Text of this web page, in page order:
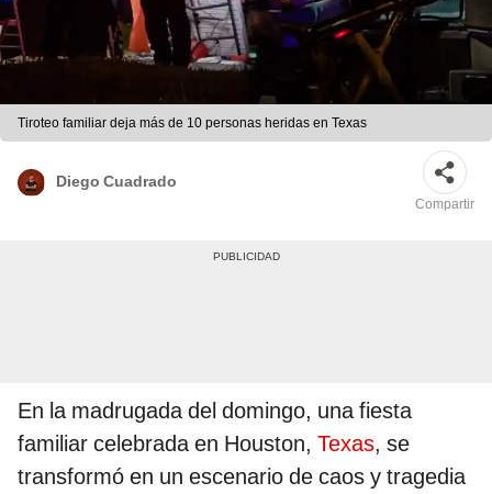
Tiroteo familiar deja más de 10 personas heridas en Texas
Diego Cuadrado
Compartir
En la madrugada del domingo, una fiesta
familiar celebrada en Houston, Texas, se
transformó en un escenario de caos y tragedia